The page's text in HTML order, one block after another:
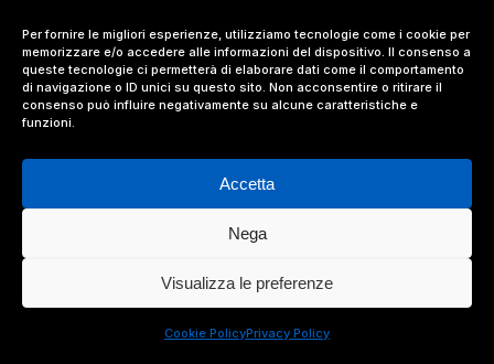
Per fornire le migliori esperienze, utilizziamo tecnologie come i cookie per
memorizzare e/o accedere alle informazioni del dispositivo. Il consenso a
queste tecnologie ci permetterà di elaborare dati come il comportamento
di navigazione o ID unici su questo sito. Non acconsentire o ritirare il
consenso può influire negativamente su alcune caratteristiche e
funzioni.
Accetta
Nega
Visualizza le preferenze
Cookie PolicyPrivacy Policy
© 2024 Value Relations Srl, All Rights Reserved.
instagram